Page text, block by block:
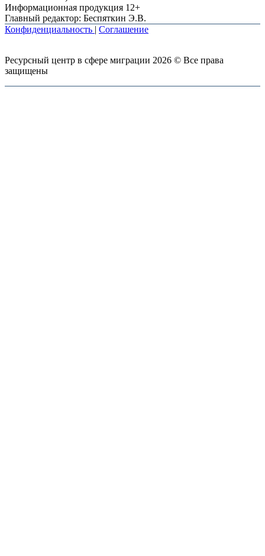
Информационная продукция 12+
Главный редактор: Беспяткин Э.В.
Конфиденциальность | Соглашение
Ресурсный центр в сфере миграции 2026 © Все права
защищены